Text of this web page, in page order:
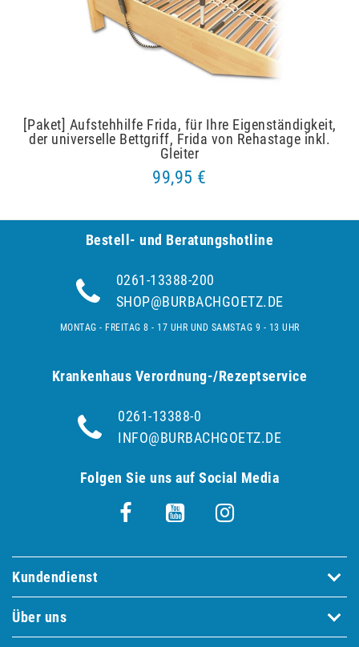
[Paket] Aufstehhilfe Frida, für Ihre Eigenständigkeit,
der universelle Bettgriff, Frida von Rehastage inkl.
Gleiter
99,95 €
Bestell- und Be­ra­tungs­hot­line
0261-13388-200
SHOP@BURBACHGOETZ.DE
MONTAG - FREITAG 8 - 17 UHR UND SAMSTAG 9 - 13 UHR
Krankenhaus Verordnung-/Rezeptservice
0261-13388-0
INFO@BURBACHGOETZ.DE
Folgen Sie uns auf Social Media
Kundendienst
Über uns